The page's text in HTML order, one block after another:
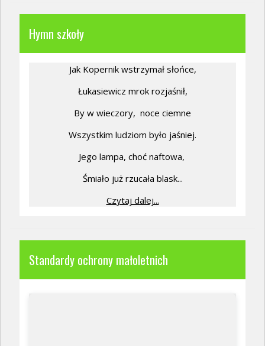
Hymn szkoły
Jak Kopernik wstrzymał słońce,
Łukasiewicz mrok rozjaśnił,
By w wieczory, noce ciemne
Wszystkim ludziom było jaśniej.
Jego lampa, choć naftowa,
Śmiało już rzucała blask...
Czytaj dalej...
Standardy ochrony małoletnich